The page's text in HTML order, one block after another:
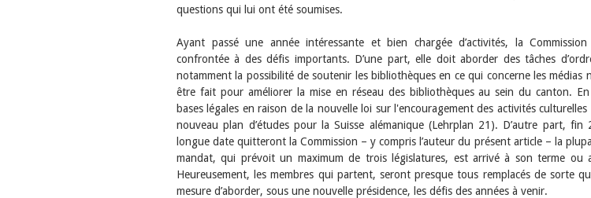
questions qui lui ont été soumises.
Ayant passé une année intéressante et bien chargée d’activités, la
confrontée à des défis importants. D’une part, elle doit aborder des tâches
notamment la possibilité de soutenir les bibliothèques en ce qui concerne les médias
être fait pour améliorer la mise en réseau des bibliothèques au sein du canton. En
bases légales en raison de la nouvelle loi sur l'encouragement des activités
nouveau plan d’études pour la Suisse alémanique (Lehrplan 21). D’autre part, fin
longue date quitteront la Commission – y compris l’auteur du présent article – la
mandat, qui prévoit un maximum de trois législatures, est arrivé à son terme ou
Heureusement, les membres qui partent, seront presque tous remplacés de sorte
mesure d’aborder, sous une nouvelle présidence, les défis des années à venir.